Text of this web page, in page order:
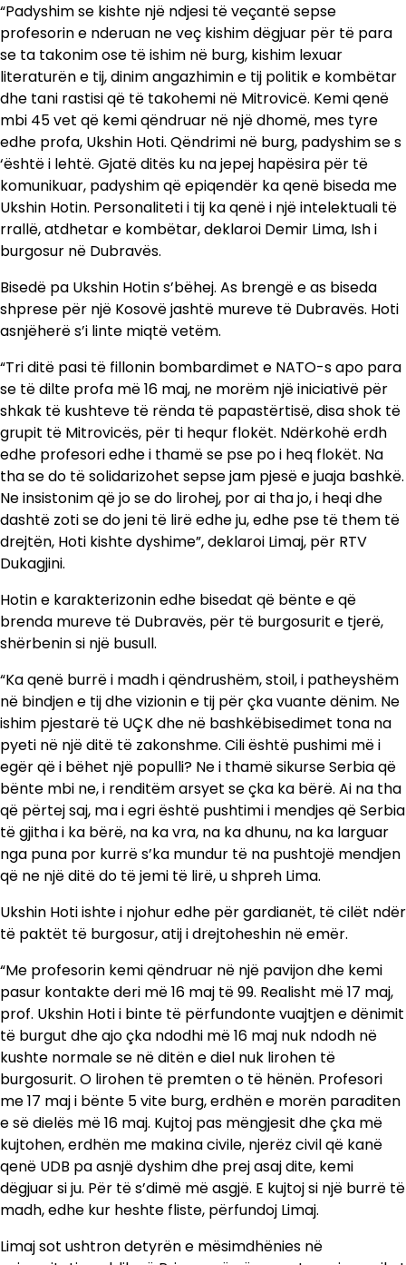
“Padyshim se kishte një ndjesi të veçantë sepse
profesorin e nderuan ne veç kishim dëgjuar për të para
se ta takonim ose të ishim në burg, kishim lexuar
literaturën e tij, dinim angazhimin e tij politik e kombëtar
dhe tani rastisi që të takohemi në Mitrovicë. Kemi qenë
mbi 45 vet që kemi qëndruar në një dhomë, mes tyre
edhe profa, Ukshin Hoti. Qëndrimi në burg, padyshim se s
‘është i lehtë. Gjatë ditës ku na jepej hapësira për të
komunikuar, padyshim që epiqendër ka qenë biseda me
Ukshin Hotin. Personaliteti i tij ka qenë i një intelektuali të
rrallë, atdhetar e kombëtar, deklaroi Demir Lima, Ish i
burgosur në Dubravës.
Bisedë pa Ukshin Hotin s’bëhej. As brengë e as biseda
shprese për një Kosovë jashtë mureve të Dubravës. Hoti
asnjëherë s’i linte miqtë vetëm.
“Tri ditë pasi të fillonin bombardimet e NATO-s apo para
se të dilte profa më 16 maj, ne morëm një iniciativë për
shkak të kushteve të rënda të papastërtisë, disa shok të
grupit të Mitrovicës, për ti hequr flokët. Ndërkohë erdh
edhe profesori edhe i thamë se pse po i heq flokët. Na
tha se do të solidarizohet sepse jam pjesë e juaja bashkë.
Ne insistonim që jo se do lirohej, por ai tha jo, i heqi dhe
dashtë zoti se do jeni të lirë edhe ju, edhe pse të them të
drejtën, Hoti kishte dyshime”, deklaroi Limaj, për RTV
Dukagjini.
Hotin e karakterizonin edhe bisedat që bënte e që
brenda mureve të Dubravës, për të burgosurit e tjerë,
shërbenin si një busull.
“Ka qenë burrë i madh i qëndrushëm, stoil, i patheyshëm
në bindjen e tij dhe vizionin e tij për çka vuante dënim. Ne
ishim pjestarë të UÇK dhe në bashkëbisedimet tona na
pyeti në një ditë të zakonshme. Cili është pushimi më i
egër që i bëhet një populli? Ne i thamë sikurse Serbia që
bënte mbi ne, i renditëm arsyet se çka ka bërë. Ai na tha
që përtej saj, ma i egri është pushtimi i mendjes që Serbia
të gjitha i ka bërë, na ka vra, na ka dhunu, na ka larguar
nga puna por kurrë s’ka mundur të na pushtojë mendjen
që ne një ditë do të jemi të lirë, u shpreh Lima.
Ukshin Hoti ishte i njohur edhe për gardianët, të cilët ndër
të paktët të burgosur, atij i drejtoheshin në emër.
“Me profesorin kemi qëndruar në një pavijon dhe kemi
pasur kontakte deri më 16 maj të 99. Realisht më 17 maj,
prof. Ukshin Hoti i binte të përfundonte vuajtjen e dënimit
të burgut dhe ajo çka ndodhi më 16 maj nuk ndodh në
kushte normale se në ditën e diel nuk lirohen të
burgosurit. O lirohen të premten o të hënën. Profesori
me 17 maj i bënte 5 vite burg, erdhën e morën paraditen
e së dielës më 16 maj. Kujtoj pas mëngjesit dhe çka më
kujtohen, erdhën me makina civile, njerëz civil që kanë
qenë UDB pa asnjë dyshim dhe prej asaj dite, kemi
dëgjuar si ju. Për të s’dimë më asgjë. E kujtoj si një burrë të
madh, edhe kur heshte fliste, përfundoj Limaj.
Limaj sot ushtron detyrën e mësimdhënies në